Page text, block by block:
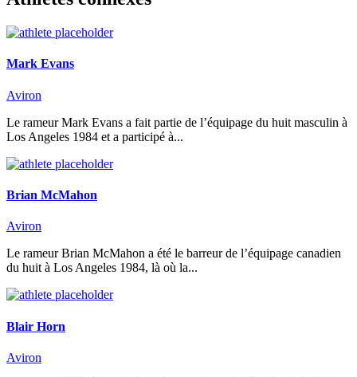
Mark Evans
Aviron
Le rameur Mark Evans a fait partie de l’équipage du huit masculin à
Los Angeles 1984 et a participé à...
Brian McMahon
Aviron
Le rameur Brian McMahon a été le barreur de l’équipage canadien
du huit à Los Angeles 1984, là où la...
Blair Horn
Aviron